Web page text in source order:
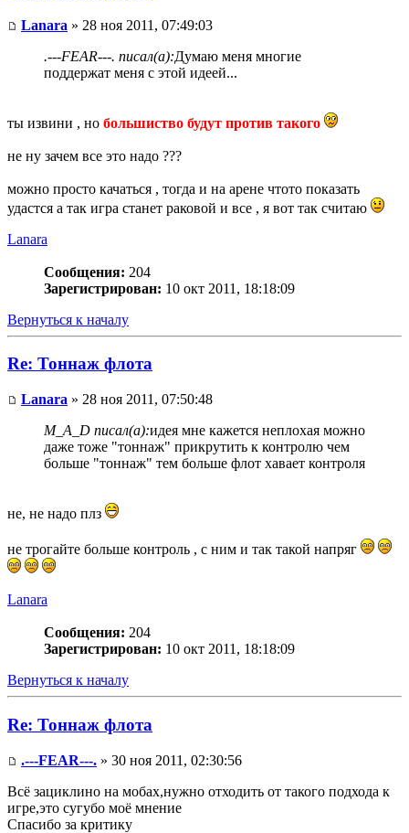
Lanara » 28 ноя 2011, 07:49:03
.---FEAR---. писал(а):Думаю меня многие
поддержат меня с этой идеей...
ты извини , но большиство будут против такого
не ну зачем все это надо ???
можно просто качаться , тогда и на арене чтото показать
удастся а так игра станет раковой и все , я вот так считаю
Lanara
Сообщения: 204
Зарегистрирован: 10 окт 2011, 18:18:09
Вернуться к началу
Re: Тоннаж флота
Lanara » 28 ноя 2011, 07:50:48
M_A_D писал(а):идея мне кажется неплохая можно
даже тоже "тоннаж" прикрутить к контролю чем
больше "тоннаж" тем больше флот хавает контроля
не, не надо плз
не трогайте больше контроль , с ним и так такой напряг
Lanara
Сообщения: 204
Зарегистрирован: 10 окт 2011, 18:18:09
Вернуться к началу
Re: Тоннаж флота
.---FEAR---. » 30 ноя 2011, 02:30:56
Всё зациклино на мобах,нужно отходить от такого подхода к
игре,это сугубо моё мнение
Спасибо за критику